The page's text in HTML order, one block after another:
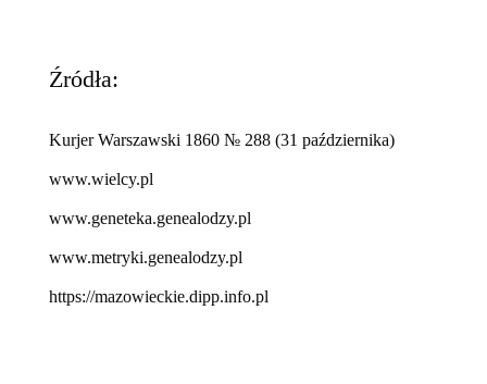
Źródła:
Kurjer Warszawski 1860 № 288 (31 października)
www.wielcy.pl
www.geneteka.genealodzy.pl
www.metryki.genealodzy.pl
https://mazowieckie.dipp.info.pl